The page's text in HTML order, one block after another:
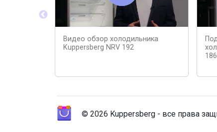
Видео обзор холодильника
Kuppersberg NRV 192
186
© 2026 Kuppersberg - все права